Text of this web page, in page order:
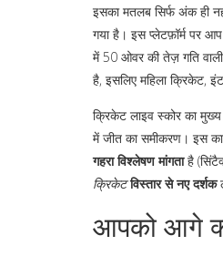
इसका मतलब सिर्फ अंक ही
गया है। इस प्लेटफ़ॉर्म पर आप
में 50 ओवर की तेज़ गति वाली
है, इसलिएमहिला क्रिकेट,
क्रिकेट लाइव स्कोर का
में जीत का समीकरण। इस
गहरा विश्लेषण मांगताहै
क्रिकेट विस्तार से नए दर्शक
आपको आगे